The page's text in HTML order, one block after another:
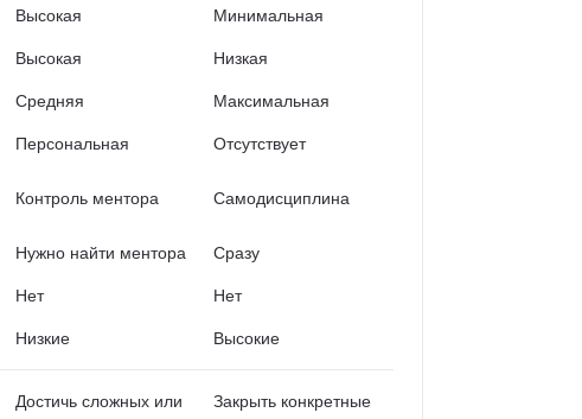
Высокая Минимальная
Высокая Низкая
Средняя Максимальная
Персональная Отсутствует
Контроль ментора Самодисциплина
Нужно найти ментора Сразу
Нет Нет
Низкие Высокие
Достичь сложных или
Закрыть конкретные